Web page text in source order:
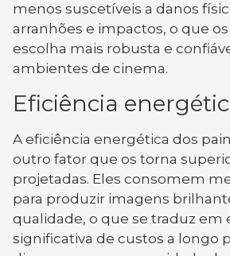
menos suscetíveis a danos
arranhões e impactos, o que
escolha mais robusta e
ambientes de cinema.
Eficiência
A eficiência energética dos
outro fator que os torna
projetadas. Eles consomem
para produzir imagens
qualidade, o que se traduz em
significativa de custos a longo